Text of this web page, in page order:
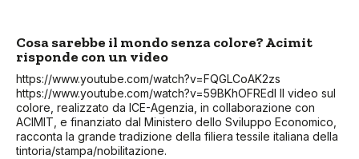
Cosa sarebbe il mondo senza colore? Acimit
risponde con un video
https://www.youtube.com/watch?v=FQGLCoAK2zs
https://www.youtube.com/watch?v=59BKhOFREdI Il video sul
colore, realizzato da ICE-Agenzia, in collaborazione con
ACIMIT, e finanziato dal Ministero dello Sviluppo Economico,
racconta la grande tradizione della filiera tessile italiana della
tintoria/stampa/nobilitazione.